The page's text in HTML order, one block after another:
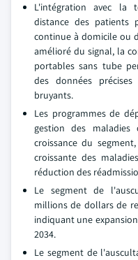
L'intégration avec la
distance des patients
continue à domicile ou
amélioré du signal, la
portables sans tube
des données
bruyants.
Les programmes de
gestion des maladies
croissance du
croissante des
réduction des
Le segment de
millions de dollars de
indiquant une expansion
2034.
Le segment de